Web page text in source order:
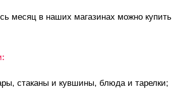
месяц в наших магазинах можно купить
стаканы и кувшины, блюда и тарелки;